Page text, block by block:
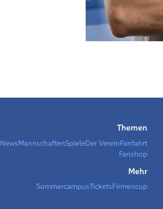
Themen
NewsMannschaftenSpieleDer VereinFanfahrt
Fanshop
Mehr
SommercampusTicketsFirmencup